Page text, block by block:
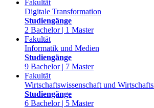
Fakultät
Digitale Transformation
Studiengänge
2 Bachelor | 1 Master
Fakultät
Informatik und Medien
Studiengänge
9 Bachelor | 7 Master
Fakultät
Wirtschaftswissenschaft und
Studiengänge
6 Bachelor | 5 Master